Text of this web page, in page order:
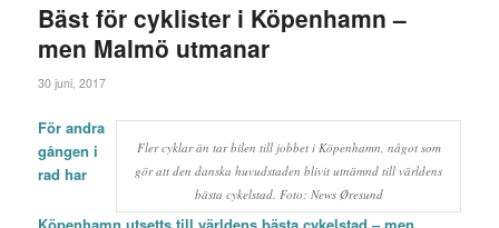
Bäst för cyklister i Köpenhamn –
men Malmö utmanar
30 juni, 2017
Fler cyklar än tar bilen till jobbet i Köpenhamn, något som
gör att den danska huvudstaden blivit utnämnd till världens
bästa cykelstad. Foto: News Øresund
För andra
gången i
rad har